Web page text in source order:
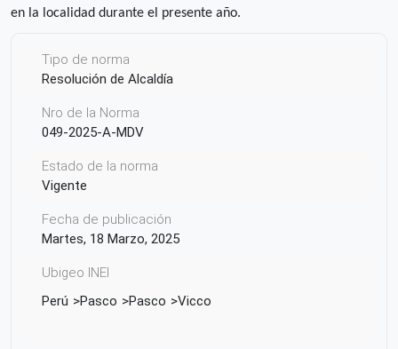
en la localidad durante el presente año.
Tipo de norma
Resolución de Alcaldía
Nro de la Norma
049-2025-A-MDV
Estado de la norma
Vigente
Fecha de publicación
Martes, 18 Marzo, 2025
Ubigeo INEI
Perú
Pasco Pasco Vicco